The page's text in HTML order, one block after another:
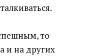
то
и на других